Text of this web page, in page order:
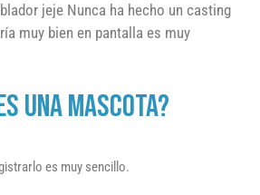
jeje Nunca ha hecho un casting
muy bien en pantalla es muy
UNA MASCOTA?
es muy sencillo.